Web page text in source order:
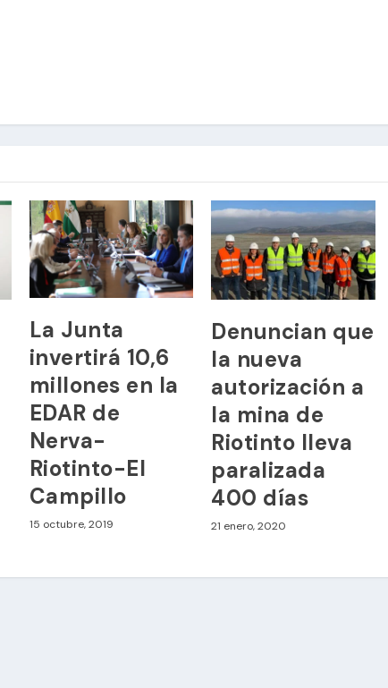
La Junta
invertirá 10,6
millones en la
EDAR de
Nerva-
Riotinto-El
Campillo
15 octubre, 2019
Denuncian que
la nueva
autorización a
la mina de
Riotinto lleva
paralizada
400 días
21 enero, 2020